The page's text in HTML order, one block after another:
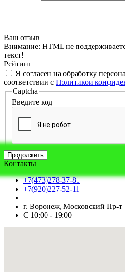
Ваш отзыв
Внимание: HTML не
текст!
Рейтинг
Я согласен на обработку
соответствии с Политикой
Captcha
Введите код
Продолжить
Контакты
+7(473)278-37-81
+7(920)227-52-11
г. Воронеж, Московский Пр-т
С 10:00 - 19:00